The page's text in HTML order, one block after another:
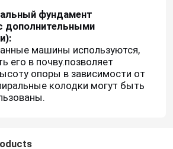
фундамент
дополнительными
машины используются,
его в почву.позволяет
опоры в зависимости от
колодки могут быть